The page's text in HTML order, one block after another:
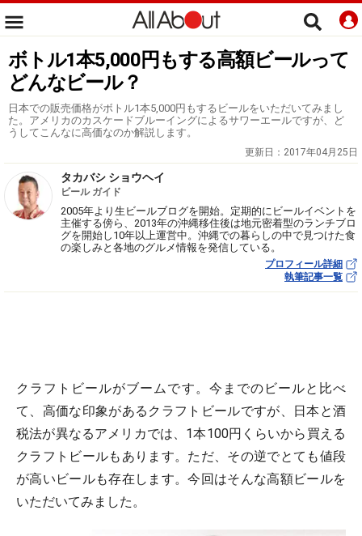
ボトル1本5,000円もする高額ビールって
どんなビール？
日本での販売価格がボトル1本5,000円もするビールをいただいてみまし
た。アメリカのカスケードブルーイングによるサワーエールですが、ど
うしてこんなに高価なのか解説します。
更新日： 2017年04月25日
タカバシ ショウヘイ
ビール ガイド
2005年より生ビールブログを開始。定期的にビールイベントを
主催する傍ら、2013年の沖縄移住後は地元密着型のランチブロ
グを開始し10年以上運営中。沖縄での暮らしの中で見つけた食
の楽しみと各地のグルメ情報を発信している。
プロフィール詳細
執筆記事一覧
クラフトビールがブームです。今までのビールと比べ
て、高価な印象があるクラフトビールですが、日本と酒
税法が異なるアメリカでは、1本100円くらいから買える
クラフトビールもあります。ただ、その逆でとても値段
が高いビールも存在します。今回はそんな高額ビールを
いただいてみました。